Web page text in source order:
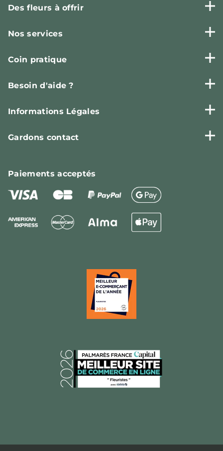
Des fleurs à offrir
Nos services
Coin pratique
Besoin d'aide ?
Informations Légales
Gardons contact
Paiementsacceptés